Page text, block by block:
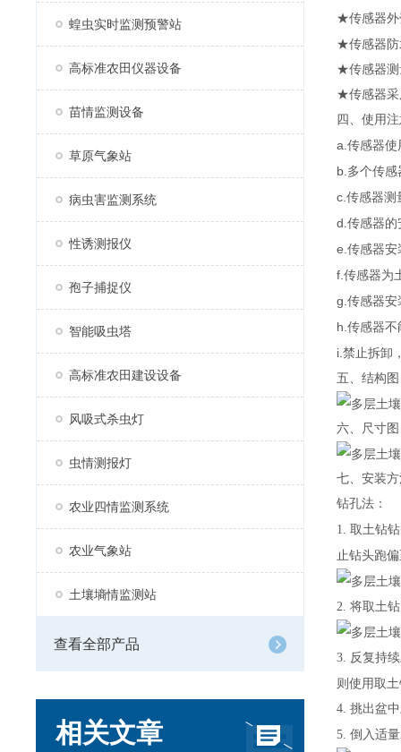
蝗虫实时监测预警站
高标准农田仪器设备
苗情监测设备
草原气象站
病虫害监测系统
性诱测报仪
孢子捕捉仪
智能吸虫塔
高标准农田建设设备
风吸式杀虫灯
虫情测报灯
农业四情监测系统
农业气象站
土壤墒情监测站
查看全部产品
相关文章
★传感器外
★传感器防
★传感器测
★传感器采
四、使用
a. 传感器使
b. 多个传
c. 传感器测
d. 传感器的
e. 传感器安
f. 传感器为
g. 传感器安
h. 传感器不
i. 禁止拆卸
五、结构图
六、尺寸图
七、安装
钻孔法：
1. 取土钻
止钻头跑
2. 将取土
3. 反复持
则使用取
4. 挑出盆
5. 倒入适